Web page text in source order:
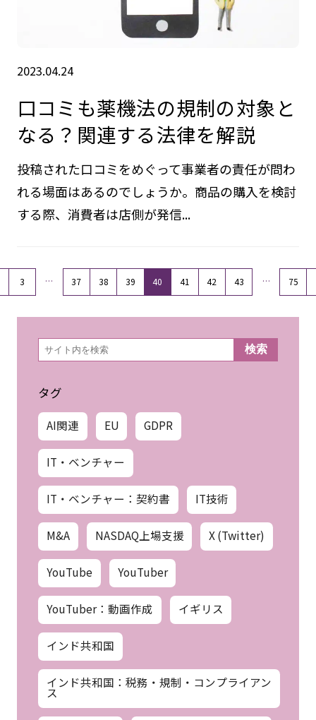
2023.04.24
口コミも薬機法の規制の対象と
なる？関連する法律を解説
投稿された口コミをめぐって事業者の責任が問わ
れる場面はあるのでしょうか。商品の購入を検討
する際、消費者は店側が発信...
3 … 37 38 39 40 41 42 43 … 75
検
索 検索
タグ
AI関連 EU GDPR
IT・ベンチャー
IT・ベンチャー：契約書 IT技術
M&A NASDAQ上場支援 X (Twitter)
YouTube YouTuber
YouTuber：動画作成 イギリス
インド共和国
インド共和国：税務・規制・コンプライアン
ス